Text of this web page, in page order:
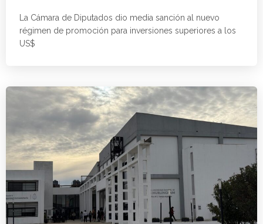
La Cámara de Diputados dio media sanción al nuevo
régimen de promoción para inversiones superiores a los
US$